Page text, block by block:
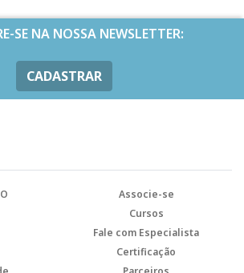
SE NA NOSSA NEWSLETTER:
CADASTRAR
Associe-se
Cursos
Fale com Especialista
Certificação